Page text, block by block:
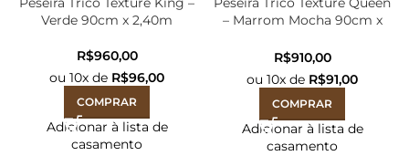
Verde 90cm x 2,40m
R$
ou 10x de R$96,00
COMPRAR
Adicionar à lista de
casamento
– Marrom Mocha 90cm x
R$
ou 10x de R$91,00
COMPRAR
Adicionar à lista de
casamento